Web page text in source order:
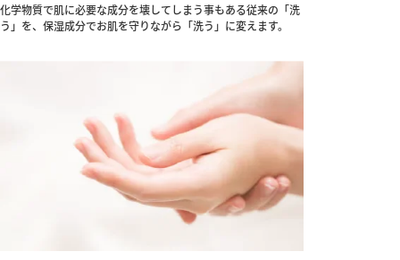
化学物質で肌に必要な成分を壊してしまう事もある従来の「洗
う」を、保湿成分でお肌を守りながら「洗う」に変えます。